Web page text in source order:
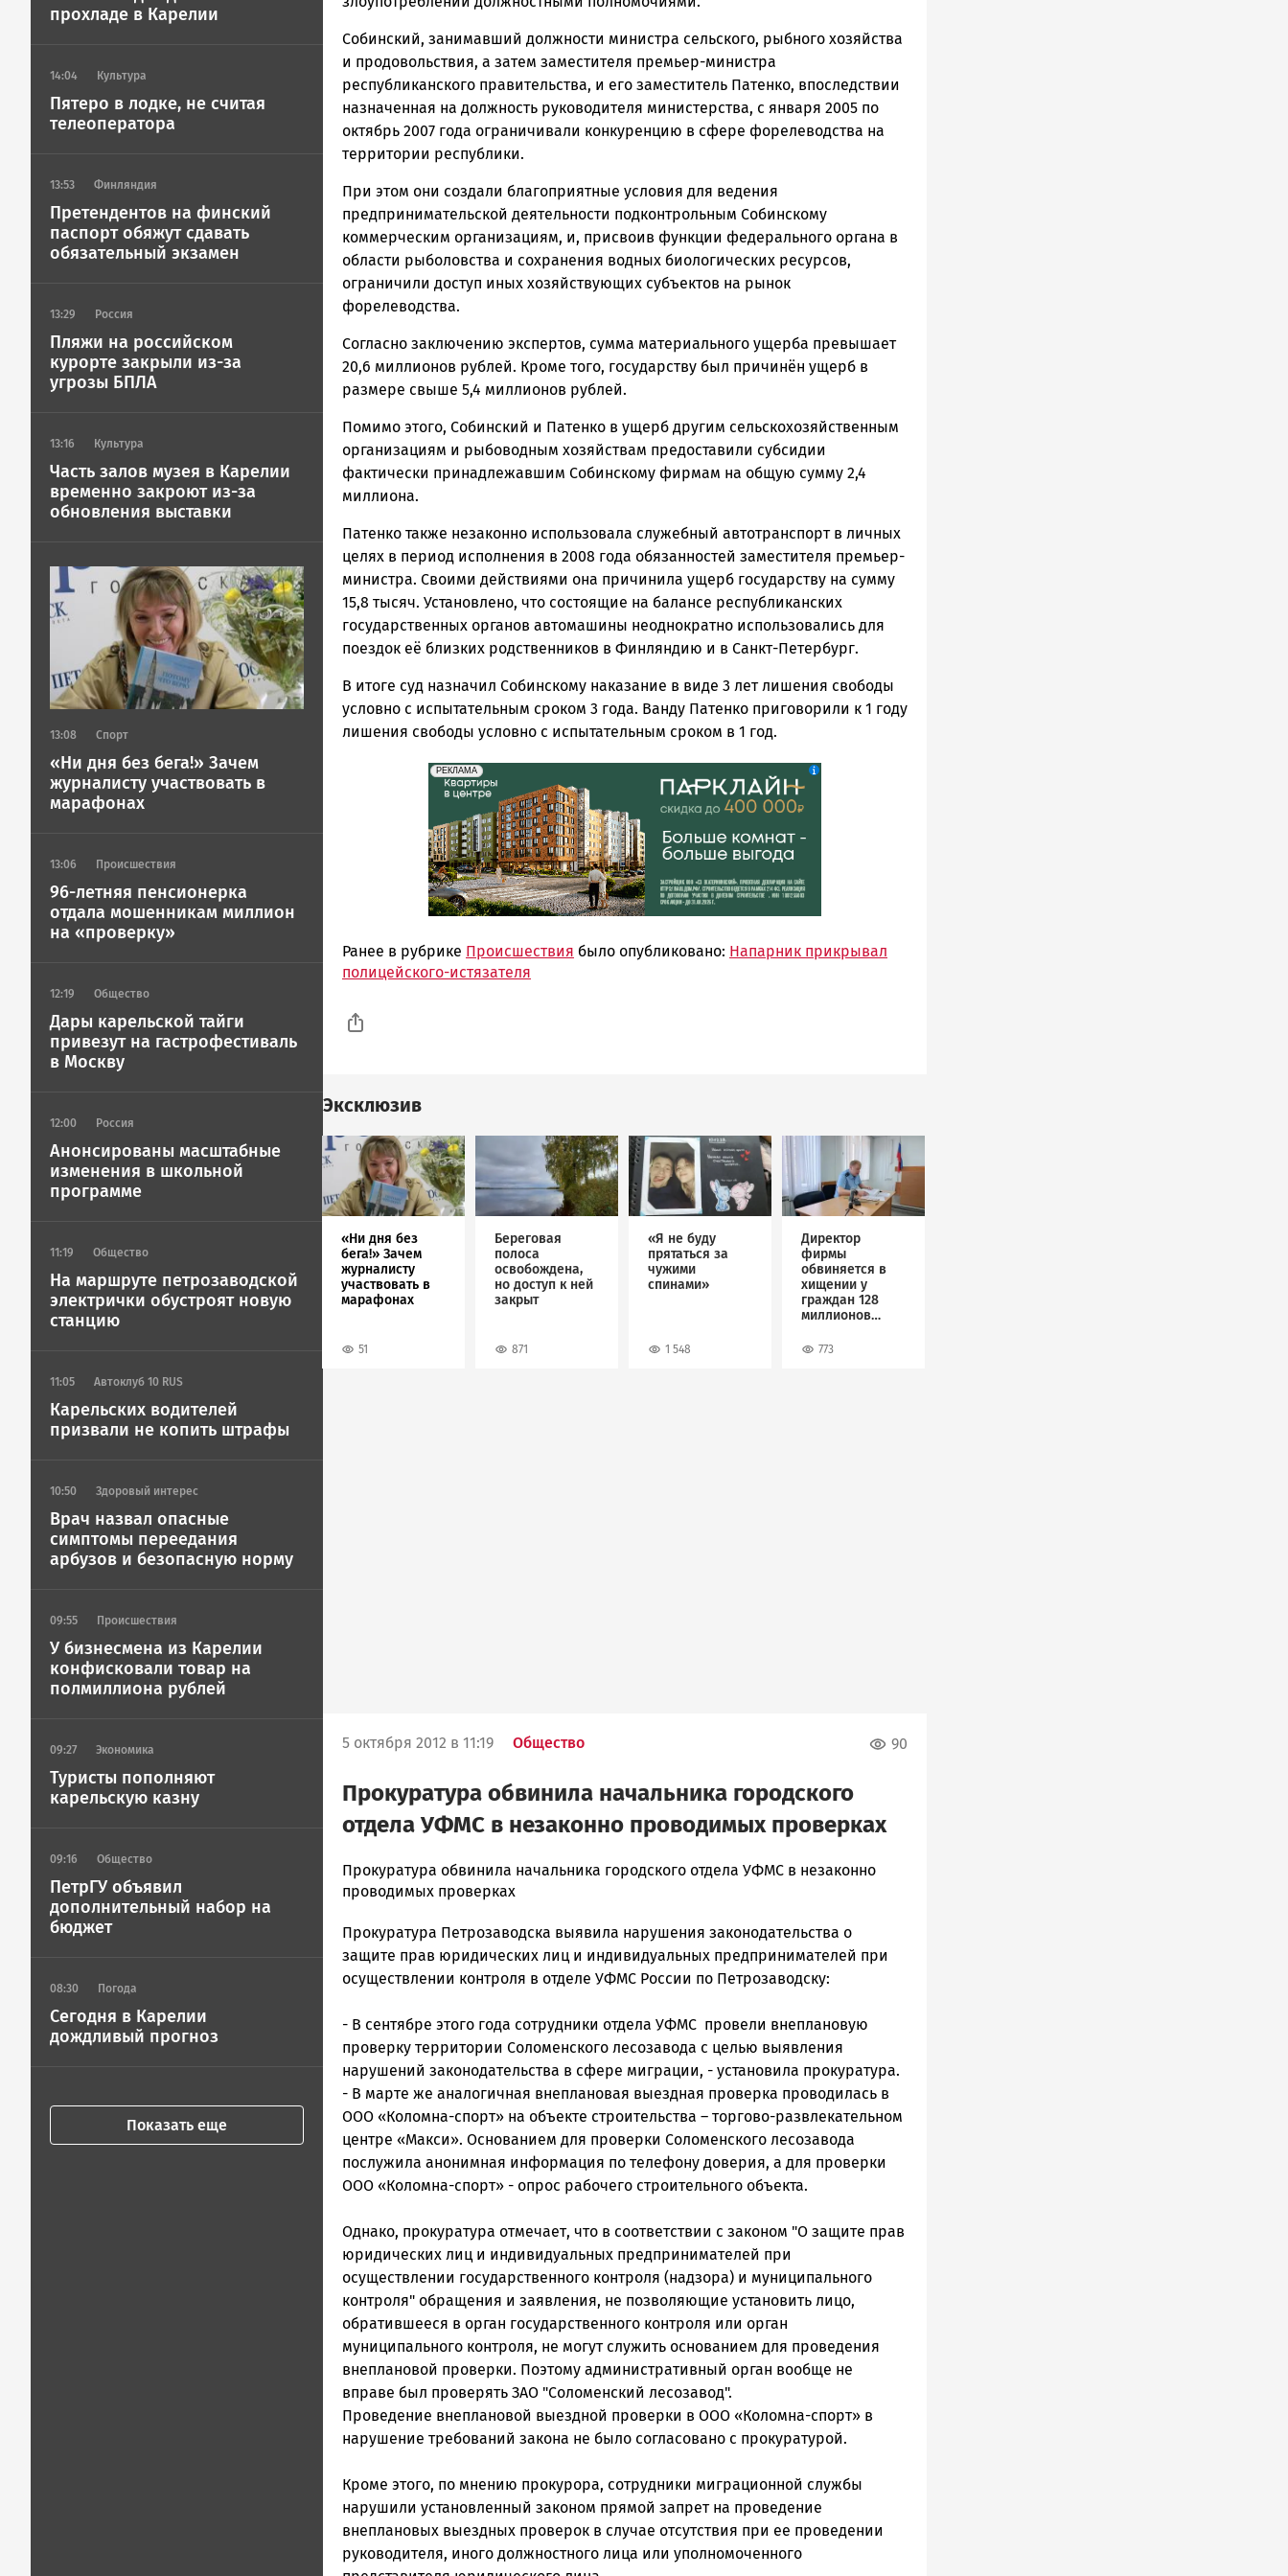
прохладе в Карелии
14:04 Культура
Пятеро в лодке, не считая
телеоператора
13:53 Финляндия
Претендентов на финский
паспорт обяжут сдавать
обязательный экзамен
13:29 Россия
Пляжи на российском
курорте закрыли из-за
угрозы БПЛА
13:16 Культура
Часть залов музея в Карелии
временно закроют из-за
обновления выставки
Image
13:08 Спорт
«Ни дня без бега!» Зачем
журналисту участвовать в
марафонах
13:06 Происшествия
96-летняя пенсионерка
отдала мошенникам миллион
на «проверку»
12:19 Общество
Дары карельской тайги
привезут на гастрофестиваль
в Москву
12:00 Россия
Анонсированы масштабные
изменения в школьной
программе
11:19 Общество
На маршруте петрозаводской
электрички обустроят новую
станцию
11:05 Автоклуб 10 RUS
Карельских водителей
призвали не копить штрафы
10:50 Здоровый интерес
Врач назвал опасные
симптомы переедания
арбузов и безопасную норму
09:55 Происшествия
У бизнесмена из Карелии
конфисковали товар на
полмиллиона рублей
09:27 Экономика
Туристы пополняют
карельскую казну
09:16 Общество
ПетрГУ объявил
дополнительный набор на
бюджет
08:30 Погода
Сегодня в Карелии
дождливый прогноз
Показать еще
Собинский, занимавший должности министра сельского, рыбного хозяйства
и продовольствия, а затем заместителя премьер-министра
республиканского правительства, и его заместитель Патенко, впоследствии
назначенная на должность руководителя министерства, с января 2005 по
октябрь 2007 года ограничивали конкуренцию в сфере форелеводства на
территории республики.
При этом они создали благоприятные условия для ведения
предпринимательской деятельности подконтрольным Собинскому
коммерческим организациям, и, присвоив функции федерального органа в
области рыболовства и сохранения водных биологических ресурсов,
ограничили доступ иных хозяйствующих субъектов на рынок
форелеводства.
Согласно заключению экспертов, сумма материального ущерба превышает
20,6 миллионов рублей. Кроме того, государству был причинён ущерб в
размере свыше 5,4 миллионов рублей.
Помимо этого, Собинский и Патенко в ущерб другим сельскохозяйственным
организациям и рыбоводным хозяйствам предоставили субсидии
фактически принадлежавшим Собинскому фирмам на общую сумму 2,4
миллиона.
Патенко также незаконно использовала служебный автотранспорт в личных
целях в период исполнения в 2008 года обязанностей заместителя премьер-
министра. Своими действиями она причинила ущерб государству на сумму
15,8 тысяч. Установлено, что состоящие на балансе республиканских
государственных органов автомашины неоднократно использовались для
поездок её близких родственников в Финляндию и в Санкт-Петербург.
В итоге суд назначил Собинскому наказание в виде 3 лет лишения свободы
условно с испытательным сроком 3 года. Ванду Патенко приговорили к 1 году
лишения свободы условно с испытательным сроком в 1 год.
erid: 2SDnjdeSPnB
РЕКЛАМА
Реклама
Ранее в рубрике Происшествия было опубликовано: Напарник прикрывал
полицейского-истязателя
Эксклюзив
Image
«Ни дня без
бега!» Зачем
журналисту
участвовать в
марафонах
51
Береговая
полоса
освобождена,
но доступ к ней
закрыт
871
Image
«Я не буду
прятаться за
чужими
спинами»
1 548
Директор
фирмы
обвиняется в
хищении у
граждан 128
миллионов
773
5 октября 2012 в 11:19 Общество 90
Прокуратура обвинила начальника городского
отдела УФМС в незаконно проводимых проверках
admintimur
Новости
и
Карелии
|
ГОВОРИТ
Прокуратура обвинила начальника городского отдела УФМС в незаконно
проводимых проверках
Прокуратура Петрозаводска выявила нарушения законодательства о
защите прав юридических лиц и индивидуальных предпринимателей при
осуществлении контроля в отделе УФМС России по Петрозаводску:
- В сентябре этого года сотрудники отдела УФМС провели внеплановую
проверку территории Соломенского лесозавода с целью выявления
нарушений законодательства в сфере миграции, - установила прокуратура.
- В марте же аналогичная внеплановая выездная проверка проводилась в
ООО «Коломна-спорт» на объекте строительства – торгово-развлекательном
центре «Макси». Основанием для проверки Соломенского лесозавода
послужила анонимная информация по телефону доверия, а для проверки
ООО «Коломна-спорт» - опрос рабочего строительного объекта.
Однако, прокуратура отмечает, что в соответствии с законом "О защите прав
юридических лиц и индивидуальных предпринимателей при
осуществлении государственного контроля (надзора) и муниципального
контроля" обращения и заявления, не позволяющие установить лицо,
обратившееся в орган государственного контроля или орган
муниципального контроля, не могут служить основанием для проведения
внеплановой проверки. Поэтому административный орган вообще не
вправе был проверять ЗАО "Соломенский лесозавод".
Проведение внеплановой выездной проверки в ООО «Коломна-спорт» в
нарушение требований закона не было согласовано с прокуратурой.
Кроме этого, по мнению прокурора, сотрудники миграционной службы
нарушили установленный законом прямой запрет на проведение
внеплановых выездных проверок в случае отсутствия при ее проведении
руководителя, иного должностного лица или уполномоченного